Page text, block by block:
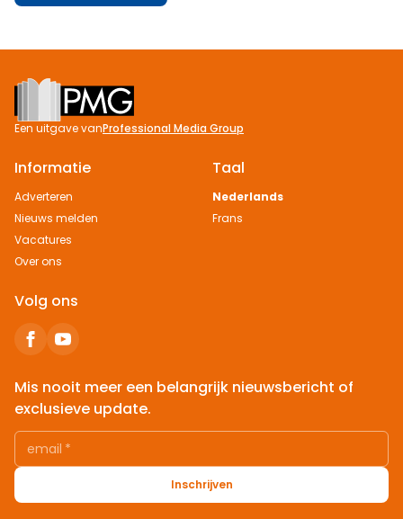
Footer
Een uitgave vanProfessional Media Group
Informatie
Adverteren
Nieuws melden
Vacatures
Over ons
Taal
Nederlands
Frans
Volg ons
Mis nooit meer een belangrijk nieuwsbericht of
exclusieve update.
email *
Inschrijven